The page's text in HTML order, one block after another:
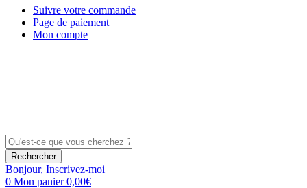
Suivre votre commande
Page de paiement
Mon compte
Rechercher
Bonjour, Inscrivez-moi
0 Mon panier0,00€